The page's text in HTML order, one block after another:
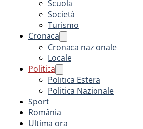
Scuola
Società
Turismo
Cronaca
Cronaca nazionale
Locale
Politica
Politica Estera
Politica Nazionale
Sport
România
Ultima ora